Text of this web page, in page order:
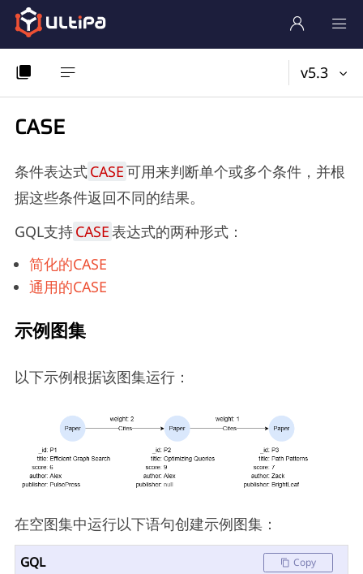
v5.3
CASE
条件表达式CASE可用来判断单个或多个条件，并根
据这些条件返回不同的结果。
GQL支持CASE表达式的两种形式：
简化的CASE
通用的CASE
示例图集
以下示例根据该图集运行：
在空图集中运行以下语句创建示例图集：
GQL Copy